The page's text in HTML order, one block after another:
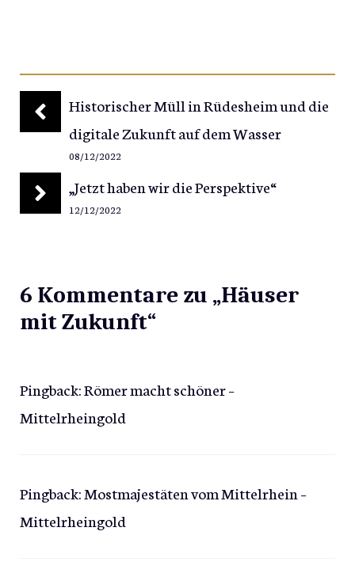
Historischer Müll in Rüdesheim und die
digitale Zukunft auf dem Wasser
08/12/2022
„Jetzt haben wir die Perspektive“
12/12/2022
6 Kommentare zu „Häuser
mit Zukunft“
Pingback:Römer macht schöner –
Mittelrheingold
Pingback:Mostmajestäten vom Mittelrhein –
Mittelrheingold